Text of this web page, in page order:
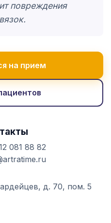
повреждения
на прием
081 88 82
д. 70, пом. 5